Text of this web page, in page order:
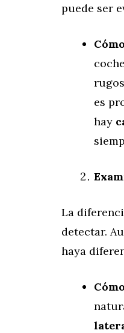
puede ser
es
hay
La
detectar.
haya